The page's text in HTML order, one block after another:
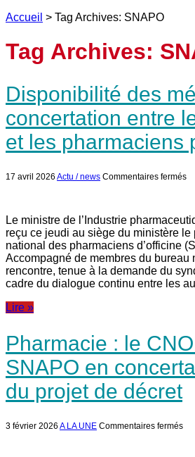
Accueil > Tag Archives: SNAPO
Tag Archives:
Disponibilité des
concertation entre
et les pharmaciens
17 avril 2026 Actu / news Commentaires ferméssur
:
le
et
Le ministre de l’Industrie
reçu ce jeudi au siège du ministère
national des pharmaciens d’officine
Accompagné de membres du bureau
rencontre, tenue à la demande du
cadre du dialogue continu entre les
Lire »
Pharmacie : le
SNAPO en
du projet de décret
3 février 2026 A LA UNE Commentaires ferméssur